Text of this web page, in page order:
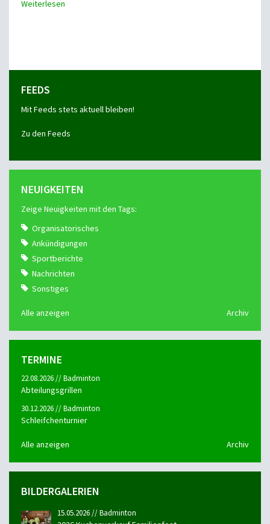
Weiterlesen
FEEDS
Mit Feeds stets aktuell bleiben!
Zu den Feeds
NEUIGKEITEN
Zeige Neuigkeiten mit den Tags:
Organisatorisches
Ankündigungen
Sportberichte
Nachrichten
Sonstiges
Alle anzeigen Archiv
TERMINE
22.08.2026 // Badminton
Abteilungsgrillen
30.12.2026 // Badminton
Schleifchenturnier
Alle anzeigen Archiv
BILDERGALERIEN
15.05.2026 // Badminton